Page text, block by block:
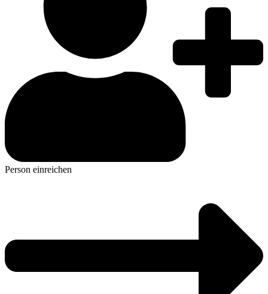
Person einreichen